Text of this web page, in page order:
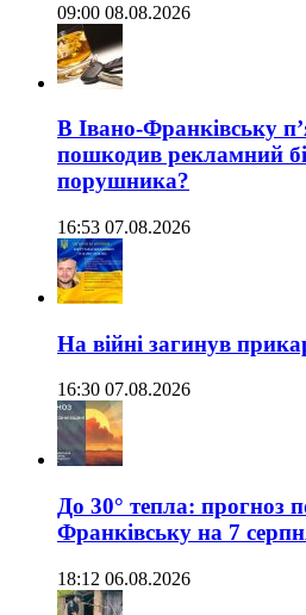
09:00 08.08.2026
В Івано-Франківську
пошкодив рекламний
порушника?
16:53 07.08.2026
На війні загинув
16:30 07.08.2026
До 30° тепла: прогноз
Франківську на 7
18:12 06.08.2026